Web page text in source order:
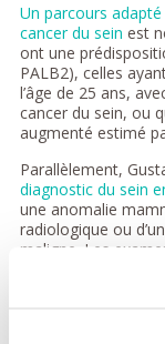
Un parcours
cancer du sein est
ont une
PALB2), celles
l’âge de 25 ans,
cancer du sein, ou
augmenté estimé
Parallèlement,
diagnostic du sein
une anomalie
radiologique ou
maligne. Les
sont condensés